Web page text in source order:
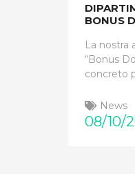
BONUS
La nostra
“Bonus
concreto
News
08/10/